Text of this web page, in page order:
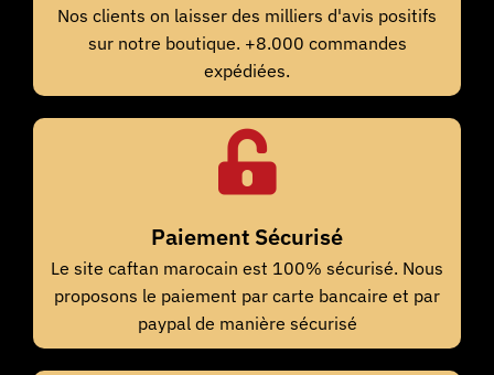
Nos clients on laisser des milliers d'avis positifs
sur notre boutique. +8.000 commandes
expédiées.
Paiement Sécurisé
Le site caftan marocain est 100% sécurisé. Nous
proposons le paiement par carte bancaire et par
paypal de manière sécurisé